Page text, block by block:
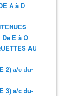
A à D
De E à O
AU
2) a/c du-
3) a/c du-